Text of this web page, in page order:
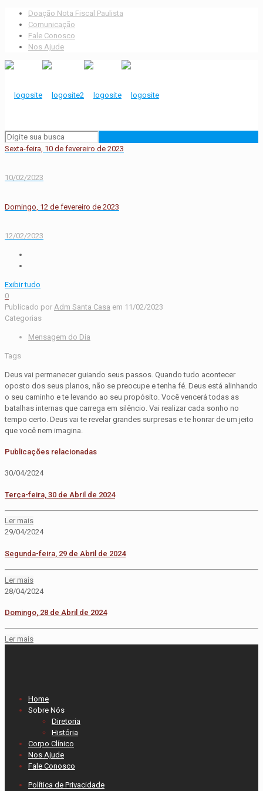
Doação Nota Fiscal Paulista
Comunicação
Fale Conosco
Nos Ajude
Sexta-feira, 10 de fevereiro de 2023
10/02/2023
Domingo, 12 de fevereiro de 2023
12/02/2023
Exibir tudo
0
Publicado por Adm Santa Casa em 11/02/2023
Categorias
Mensagem do Dia
Tags
Deus vai permanecer guiando seus passos. Quando tudo acontecer
oposto dos seus planos, não se preocupe e tenha fé. Deus está alinhando
o seu caminho e te levando ao seu propósito. Você vencerá todas as
batalhas internas que carrega em silêncio. Vai realizar cada sonho no
tempo certo. Deus vai te revelar grandes surpresas e te honrar de um jeito
que você nem imagina.
Publicações relacionadas
30/04/2024
Terça-feira, 30 de Abril de 2024
Ler mais
29/04/2024
Segunda-feira, 29 de Abril de 2024
Ler mais
28/04/2024
Domingo, 28 de Abril de 2024
Ler mais
Home
Sobre Nós
Diretoria
História
Corpo Clínico
Nos Ajude
Fale Conosco
Política de Privacidade